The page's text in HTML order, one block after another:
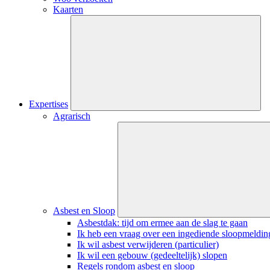
Kaarten
Expertises
Agrarisch
Asbest en Sloop
Asbestdak: tijd om ermee aan de slag te gaan
Ik heb een vraag over een ingediende
Ik wil asbest verwijderen (particulier)
Ik wil een gebouw (gedeeltelijk) slopen
Regels rondom asbest en sloop